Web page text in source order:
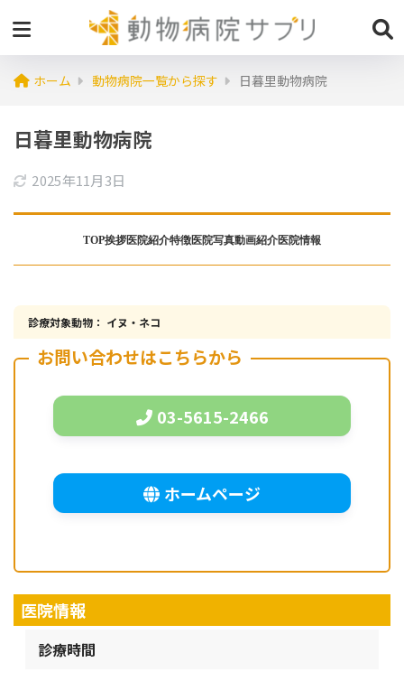
ホーム 動物病院一覧から探す 日暮里動物病院
日暮里動物病院
2025年11月3日
TOP挨拶医院紹介特徴医院写真動画紹介医院情報
診療対象動物： イヌ・ネコ
お問い合わせはこちらから
03-5615-2466
ホームページ
医院情報
診療時間